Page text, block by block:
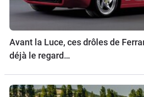
Avant la Luce, ces drôles de
déjà le regard…